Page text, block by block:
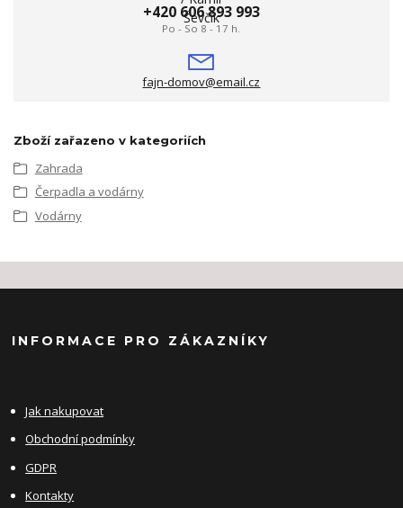
+420 606 893 993
Po - So 8 - 17 h.
fajn-domov@email.cz
Zboží zařazeno v kategoriích
Zahrada
Čerpadla a vodárny
Vodárny
INFORMACE PRO ZÁKAZNÍKY
Jak nakupovat
Obchodní podmínky
GDPR
Kontakty